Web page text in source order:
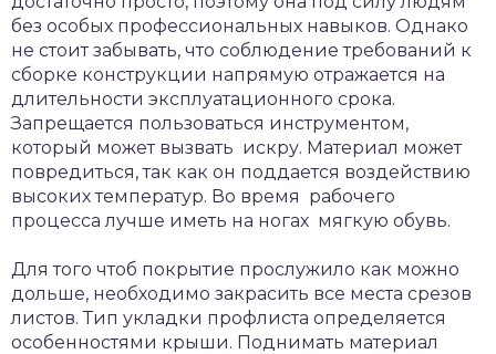
без особых профессиональных навыков. Однако
не стоит забывать, что соблюдение требований к
сборке конструкции напрямую отражается на
длительности эксплуатационного срока.
Запрещается пользоваться инструментом,
который может вызвать искру. Материал может
повредиться, так как он поддается воздействию
высоких температур. Во время рабочего
процесса лучше иметь на ногах мягкую обувь.
Для того чтоб покрытие прослужило как можно
дольше, необходимо закрасить все места срезов
листов. Тип укладки профлиста определяется
особенностями крыши. Поднимать материал